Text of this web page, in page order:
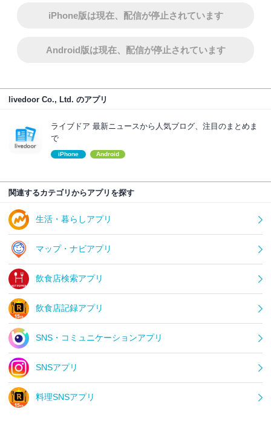
iPhone版は現在、配信が停止されています
Android版は現在、配信が停止されています
livedoor Co., Ltd. のアプリ
ライブドア 最新ニュースから人気ブログ、注目のまとめま
で
iPhone Android
関連するカテゴリからアプリを探す
生活・暮らしアプリ
マップ・ナビアプリ
飲食店検索アプリ
飲食店記録アプリ
SNS・コミュニケーションアプリ
SNSアプリ
料理SNSアプリ